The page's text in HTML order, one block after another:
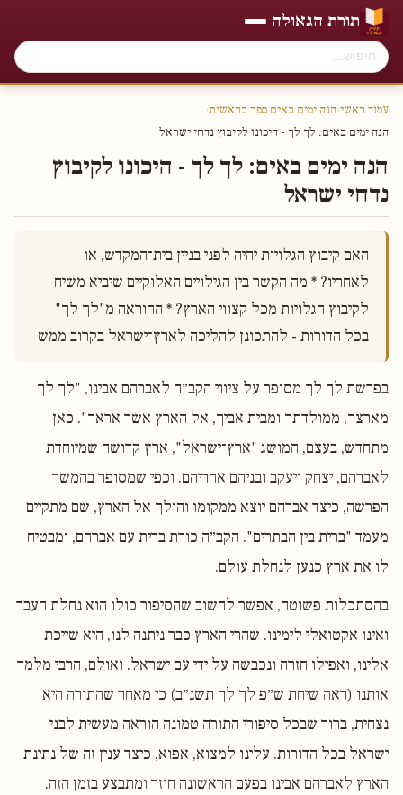
תורת הגאולה
עמוד ראשי›הנה ימים באים ספר בראשית›
הנה ימים באים׃ לך לך - היכונו לקיבוץ נדחי ישראל
הנה ימים באים׃ לך לך - היכונו לקיבוץ
נדחי ישראל
בכל הדורות - להתכונן להליכה לארץ־ישראל בקרוב ממש
בפרשת לך לך מסופר על ציווי הקב״ה לאברהם אבינו, "לך לך
מארצך, ממולדתך ומבית אביך, אל הארץ אשר אראך". כאן
מתחדש, בעצם, המושג "ארץ־ישראל", ארץ קדושה שמיוחדת
לאברהם, יצחק ויעקב ובניהם אחריהם. וכפי שמסופר בהמשך
הפרשה, כיצד אברהם יוצא ממקומו והולך אל הארץ, שם מתקיים
מעמד "ברית בין הבתרים". הקב״ה כורת ברית עם אברהם, ומבטיח
לו את ארץ כנען לנחלת עולם.
בהסתכלות פשוטה, אפשר לחשוב שהסיפור כולו הוא נחלת העבר
ואינו אקטואלי לימינו. שהרי הארץ כבר ניתנה לנו, היא שייכת
אלינו, ואפילו חזרה ונכבשה על ידי עם ישראל. ואולם, הרבי מלמד
אותנו (ראה שיחת ש״פ לך לך תשנ״ב) כי מאחר שהתורה היא
נצחית, ברור שבכל סיפורי התורה טמונה הוראה מעשית לבני
ישראל בכל הדורות. עלינו למצוא, אפוא, כיצד ענין זה של נתינת
הארץ לאברהם אבינו בפעם הראשונה חוזר ומתבצע בזמן הזה.